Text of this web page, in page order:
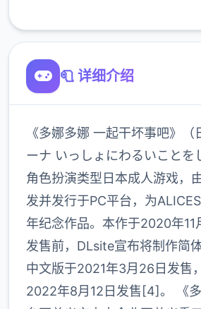
🧻 详细介绍
《多娜多娜 一起干坏事吧》（
ーナ いっしょにわるいことを
角色扮演类型日本成人游戏，
发并发行于PC平台，为
年纪念作品。本作于2020年11
发售前，DLsite宣布将制作简
中文版于2021年3月26日发售
2022年8月12日发售[4]。 《